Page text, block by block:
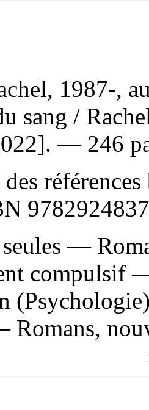
1987-,
sang /
— 246
seules —
compulsif
Romans,